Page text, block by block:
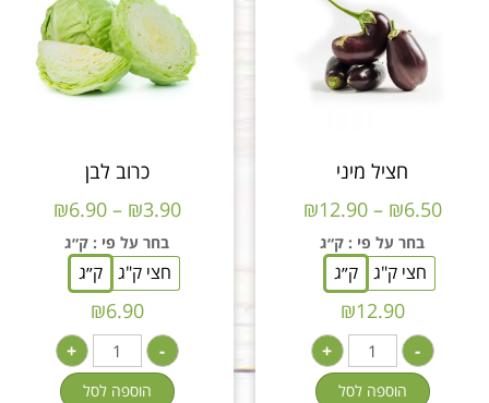
חציל מיני
₪6.50
–
₪12.90
בחר על פי : ק״ג
חצי ק"ג ק״ג
₪12.90
-
+
הוספה לסל
כרוב לבן
₪3.90
–
₪6.90
בחר על פי : ק״ג
חצי ק"ג ק״ג
₪6.90
-
+
הוספה לסל